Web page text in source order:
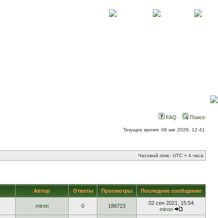
FAQ Поиск
Текущее время: 08 авг 2026, 12:41
Часовой пояс: UTC + 4 часа
Автор Ответы Просмотры Последнее сообщение
miron 0 186723
02 сен 2021, 15:54
miron